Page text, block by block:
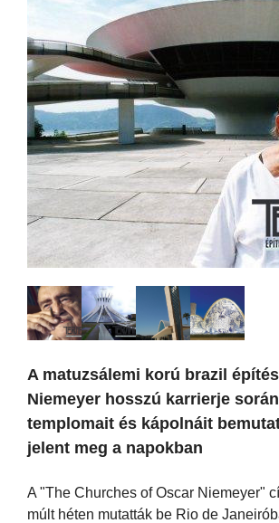
A matuzsálemi korú brazil
Niemeyer hosszú karrierje
templomait és kápolnáit
jelent meg a napokban
A "The Churches of Oscar Niemeyer"
múlt héten mutatták be Rio de